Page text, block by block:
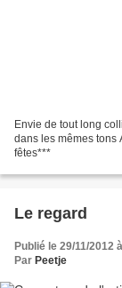
Envie de tout long
dans les mêmes tons
fêtes***
Le regard
Publié le 29/11/2012
Par Peetje